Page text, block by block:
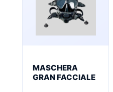
MASCHERA
GRAN FACCIALE